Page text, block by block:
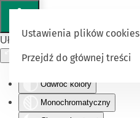
Ułatwienia dostępu
Odwróć kolory
Monochromatyczny
Ustawienia plików cookies
Przejdź do głównej treści